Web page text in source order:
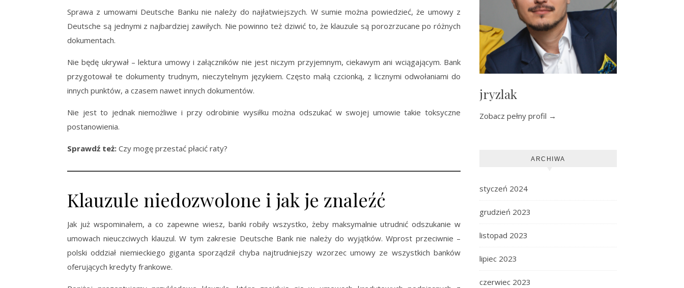
Sprawa z umowami Deutsche Banku nie należy do najłatwiejszych. W sumie można powiedzieć, że umowy z
Deutsche są jednymi z najbardziej zawiłych. Nie powinno też dziwić to, że klauzule są porozrzucane po różnych
dokumentach.
Nie będę ukrywał – lektura umowy i załączników nie jest niczym przyjemnym, ciekawym ani wciągającym. Bank
przygotował te dokumenty trudnym, nieczytelnym językiem. Często małą czcionką, z licznymi odwołaniami do
innych punktów, a czasem nawet innych dokumentów.
Nie jest to jednak niemożliwe i przy odrobinie wysiłku można odszukać w swojej umowie takie toksyczne
postanowienia.
Sprawdź też: Czy mogę przestać płacić raty?
Klauzule niedozwolone i jak je znaleźć
Jak już wspominałem, a co zapewne wiesz, banki robiły wszystko, żeby maksymalnie utrudnić odszukanie w
umowach nieuczciwych klauzul. W tym zakresie Deutsche Bank nie należy do wyjątków. Wprost przeciwnie –
polski oddział niemieckiego giganta sporządził chyba najtrudniejszy wzorzec umowy ze wszystkich banków
oferujących kredyty frankowe.
jryzlak
Zobacz pełny profil →
ARCHIWA
styczeń 2024
grudzień 2023
listopad 2023
lipiec 2023
czerwiec 2023